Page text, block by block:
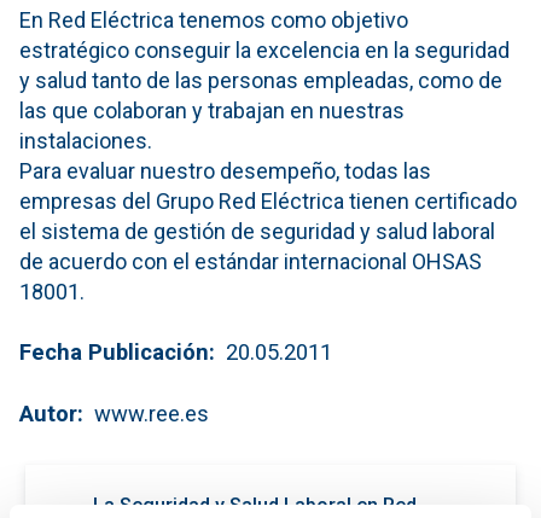
En Red Eléctrica tenemos como objetivo
estratégico conseguir la excelencia en la seguridad
y salud tanto de las personas empleadas, como de
las que colaboran y trabajan en nuestras
instalaciones.
Para evaluar nuestro desempeño, todas las
empresas del Grupo Red Eléctrica tienen certificado
el sistema de gestión de seguridad y salud laboral
de acuerdo con el estándar internacional OHSAS
18001.
Fecha Publicación 20.05.2011
Autor www.ree.es
La Seguridad y Salud Laboral en Red